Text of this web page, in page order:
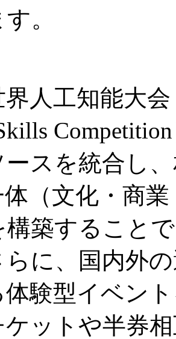
。
界人工知能大
スを統合し
体（文化・商
構築すること
らに、国内外
験型イベン
ットや半券